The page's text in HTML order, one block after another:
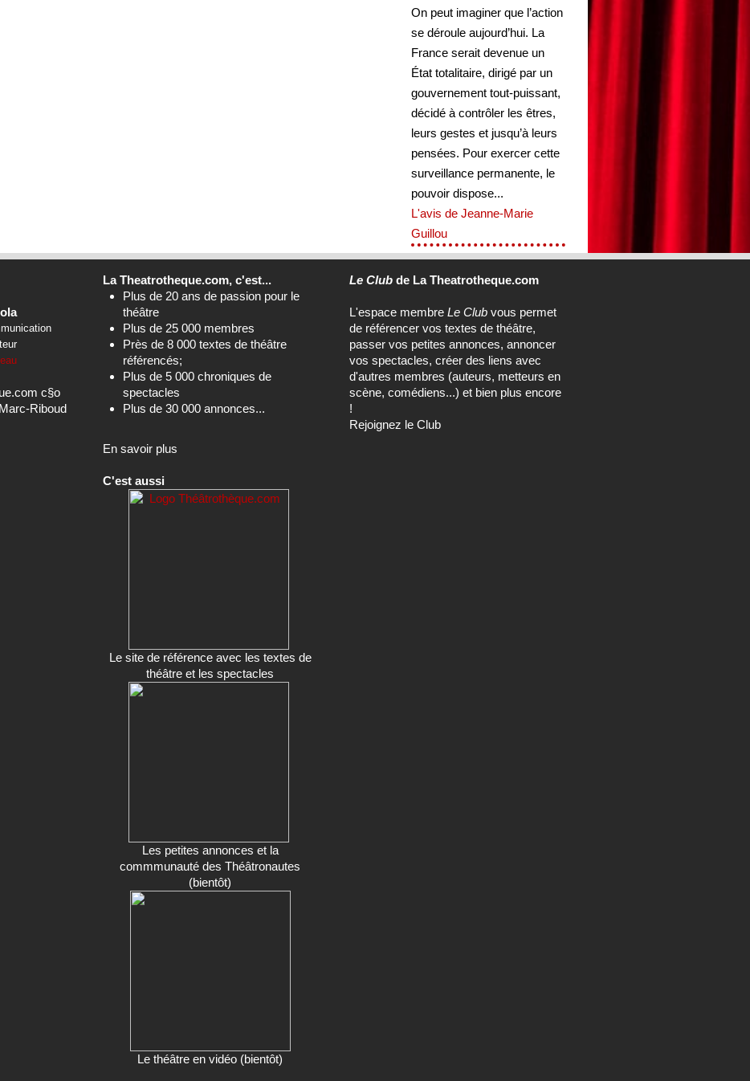
On peut imaginer que l’action
se déroule aujourd’hui. La
France serait devenue un
État totalitaire, dirigé par un
gouvernement tout-puissant,
décidé à contrôler les êtres,
leurs gestes et jusqu’à leurs
pensées. Pour exercer cette
surveillance permanente, le
pouvoir dispose...
L'avis de Jeanne-Marie
Guillou
c§o
Riboud
La Theatrotheque.com, c'est...
Plus de 20 ans de passion pour le
théâtre
Plus de 25 000 membres
Près de 8 000 textes de théâtre
référencés;
Plus de 5 000 chroniques de
spectacles
Plus de 30 000 annonces...
En savoir plus
C'est aussi
Le site de référence avec les textes de
théâtre et les spectacles
Les petites annonces et la
commmunauté des Théâtronautes
(bientôt)
Le théâtre en vidéo (bientôt)
Le Club de La Theatrotheque.com
L'espace membreLe Club vous permet
de référencer vos textes de théâtre,
passer vos petites annonces, annoncer
vos spectacles, créer des liens avec
d'autres membres (auteurs, metteurs en
scène, comédiens...) et bien plus encore
!
Rejoignez le Club